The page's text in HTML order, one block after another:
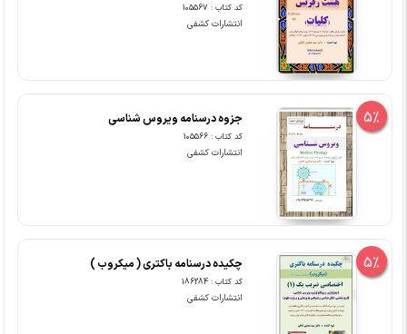
کد کتاب : 105567
انتشارات کشفی
5% جزوه درسنامه ویروس شناسی
کد کتاب : 105566
انتشارات کشفی
5% چکیده درسنامه باکتری ( میکروب )
کد کتاب : 186284
انتشارات کشفی